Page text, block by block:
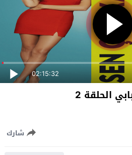
02:15:32
الحلقة 2
شارك